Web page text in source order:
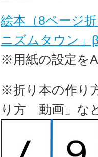
絵本（8ページ
ニズムタウン」
※用紙の設定を
※折り本の作り
り方 動画」な